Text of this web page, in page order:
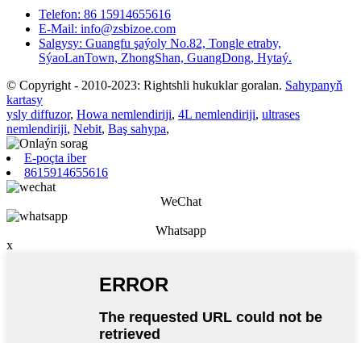
Telefon: 86 15914655616
E-Mail: info@zsbizoe.com
Salgysy: Guangfu şaýoly No.82, Tongle etraby,
SýaoLanTown, ZhongShan, GuangDong, Hytaý.
© Copyright - 2010-2023: Rightshli hukuklar goralan. Sahypanyň
kartasy
ysly diffuzor, Howa nemlendiriji, 4L nemlendiriji, ultrases
nemlendiriji, Nebit, Baş sahypa,
E-poçta iber
8615914655616
WeChat
Whatsapp
x